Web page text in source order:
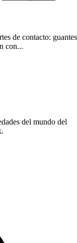
de contacto:
con...
del mundo del